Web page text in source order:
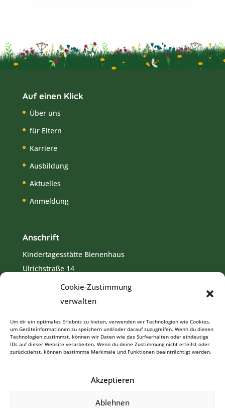
Cookie-Zustimmung
verwalten
Um dir ein optimales Erlebnis zu bieten, verwenden wir Technologien wie Cookies,
um Geräteinformationen zu speichern und/oder darauf zuzugreifen. Wenn du diesen
Technologien zustimmst, können wir Daten wie das Surfverhalten oder eindeutige
IDs auf dieser Website verarbeiten. Wenn du deine Zustimmung nicht erteilst oder
zurückziehst, können bestimmte Merkmale und Funktionen beeinträchtigt werden.
Akzeptieren
Ablehnen
Auf einen Klick
Über uns
für Eltern
Karriere
Ausbildung
Aktuelles
Anmeldung
Anschrift
Kindertagesstätte Bienenhaus
Ulrichstraße 14
82418 Murnau